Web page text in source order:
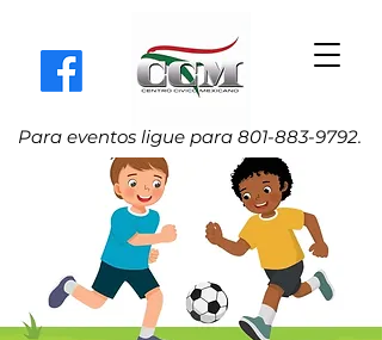
Para eventos ligue para 801-883-9792.